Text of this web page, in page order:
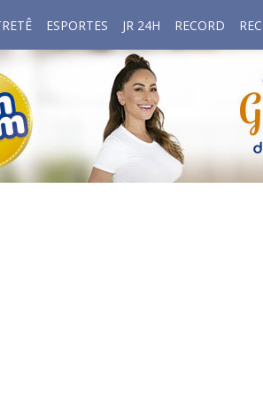
ESPORTES JR 24H RECORD